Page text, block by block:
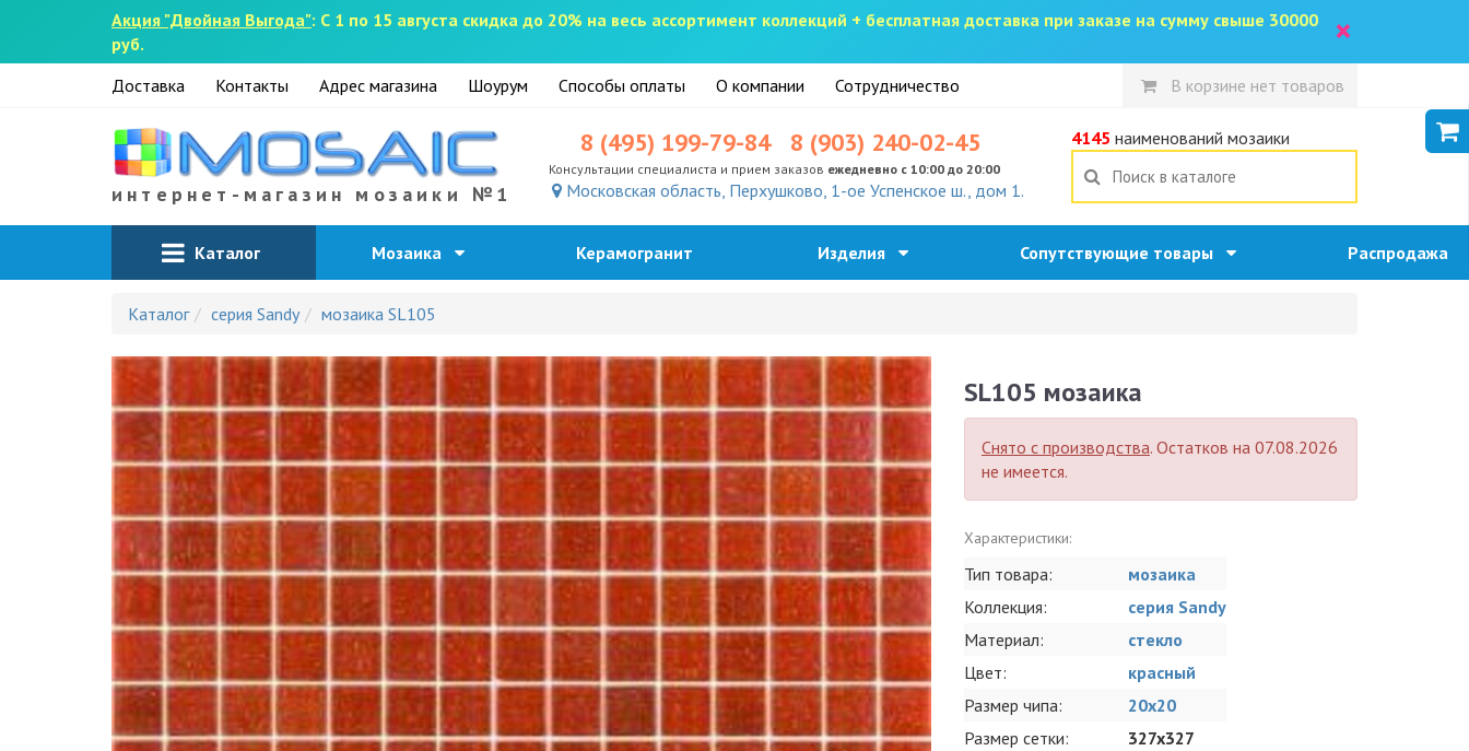
Акция "Двойная Выгода": С 1 по 15 августа скидка до 20% на весь ассортимент коллекций + бесплатная доставка при заказе на сумму свыше 30000
руб.
×
Доставка Контакты Адрес магазина Шоурум Способы оплаты О компании Сотрудничество В корзине нет товаров
интернет-магазин мозаики №1
8 (495) 199-79-84 8 (903) 240-02-45
Консультации специалиста и прием заказов ежедневно с 10:00 до 20:00
Московская область, Перхушково, 1-ое Успенское ш., дом 1.
4145 наименований мозаики
Каталог Мозаика Керамогранит Изделия Сопутствующие товары Распродажа
Каталог серия Sandy мозаика SL105
SL105 мозаика
Снято с производства. Остатков на 07.08.2026
не имеется.
Характеристики:
Тип товара:
мозаика
Коллекция:
серия Sandy
Материал:
стекло
Цвет:
красный
Размер чипа:
20x20
Размер сетки:
327x327